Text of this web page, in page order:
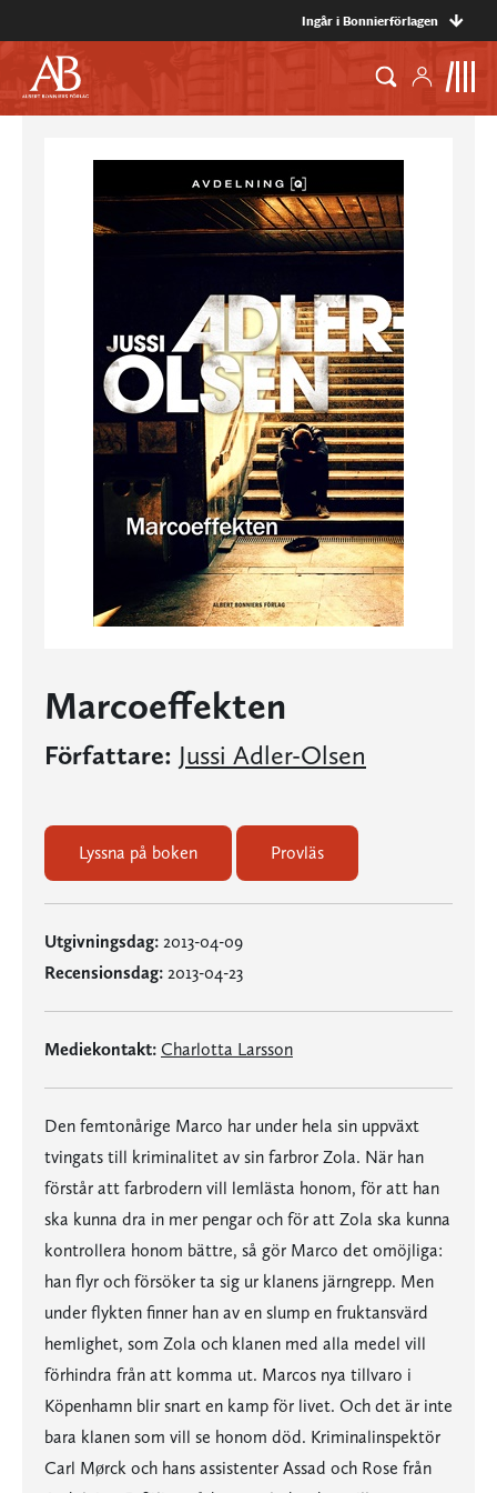
Ingår i Bonnierförlagen
Marcoeffekten
Författare: Jussi Adler-Olsen
Lyssna på boken Provläs
Utgivningsdag: 2013-04-09
Recensionsdag: 2013-04-23
Mediekontakt: Charlotta Larsson
Den femtonårige Marco har under hela sin uppväxt
tvingats till kriminalitet av sin farbror Zola. När han
förstår att farbrodern vill lemlästa honom, för att han
ska kunna dra in mer pengar och för att Zola ska kunna
kontrollera honom bättre, så gör Marco det omöjliga:
han flyr och försöker ta sig ur klanens järngrepp. Men
under flykten finner han av en slump en fruktansvärd
hemlighet, som Zola och klanen med alla medel vill
förhindra från att komma ut. Marcos nya tillvaro i
Köpenhamn blir snart en kamp för livet. Och det är inte
bara klanen som vill se honom död. Kriminalinspektör
Carl Mørck och hans assistenter Assad och Rose från